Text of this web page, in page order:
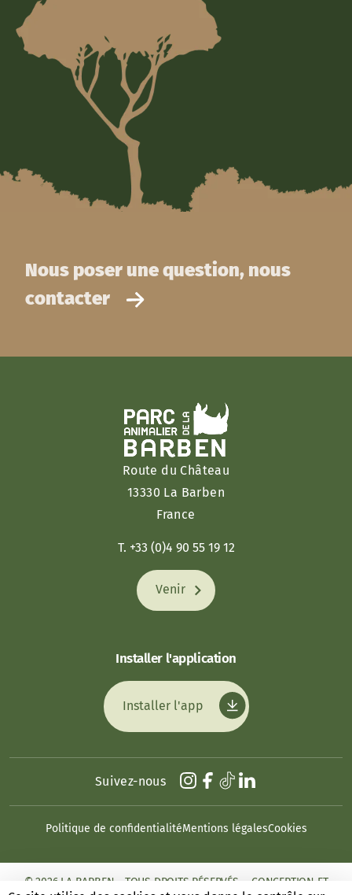
Nous poser une question, nous
contacter
Route du Château
13330 La Barben
France
T. +33 (0)4 90 55 19 12
Venir
Installer l'application
Installer l'app
Politique de confidentialitéMentions légalesCookies
Suivez-nous
© 2026 LA BARBEN - TOUS DROITS RÉSERVÉS. - CONCEPTION ET